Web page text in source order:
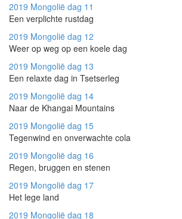
2019 Mongolië dag 11
Een verplichte rustdag
2019 Mongolië dag 12
Weer op weg op een koele dag
2019 Mongolië dag 13
Een relaxte dag in Tsetserleg
2019 Mongolië dag 14
Naar de Khangai Mountains
2019 Mongolië dag 15
Tegenwind en onverwachte cola
2019 Mongolië dag 16
Regen, bruggen en stenen
2019 Mongolië dag 17
Het lege land
2019 Mongolië dag 18